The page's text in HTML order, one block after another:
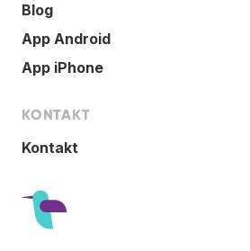
Blog
App Android
App iPhone
KONTAKT
Kontakt